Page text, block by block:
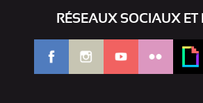
RÉSEAUX SOCIAUX ET